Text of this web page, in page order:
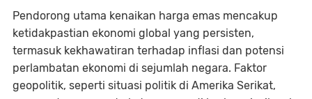
Pendorong utama kenaikan harga emas mencakup
ketidakpastian ekonomi global yang persisten,
termasuk kekhawatiran terhadap inflasi dan potensi
perlambatan ekonomi di sejumlah negara. Faktor
geopolitik, seperti situasi politik di Amerika Serikat,